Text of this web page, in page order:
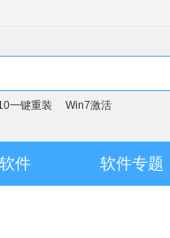
一键重装 Win7激活
件 软件专题